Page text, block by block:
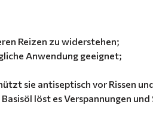
Reizen zu widerstehen;
Anwendung geeignet;
sie antiseptisch vor Rissen
löst es Verspannungen und